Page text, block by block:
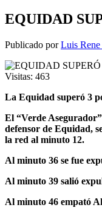
EQUIDAD
Publicado porLuis
Visitas: 463
La Equidad superó 3
El “Verde
defensor de Equidad,
la red al minuto 12.
Al minuto 36 se fue
Al minuto 39 salió
Al minuto 46 empató